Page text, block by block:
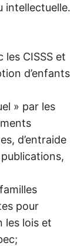
intellectuelle.
CISSS et
d’enfants
» par les
d’entraide
pour
les lois et